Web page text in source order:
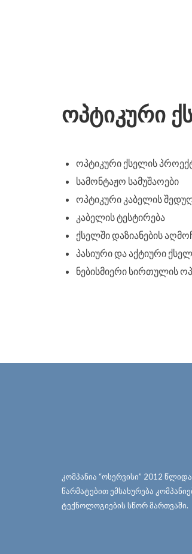
ოპტიკური
ოპტიკური ქსელის
სამონტაჟო სამუშაოები
ოპტიკური კაბელის
კაბელის ტესტირება
ქსელში დაზიანების
პასიური და აქტიური
ნებისმიერი სირთულის
კომპანია “ოსერვისი” 2012
წარმატებით ემსახურება
ტექნოლოგიების სწორ მართვაში.